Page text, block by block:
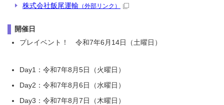
株式会社飯尾運輸 （外部リンク）
開催日
プレイベント！ 令和7年6月14日（土曜日）
Day1：令和7年8月5日（火曜日）
Day2：令和7年8月6日（水曜日）
Day3：令和7年8月7日（木曜日）